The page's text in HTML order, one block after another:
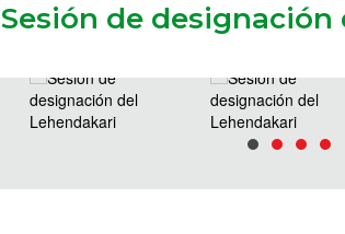
Sesión de designación